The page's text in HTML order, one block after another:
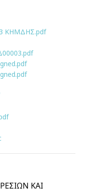
ΚΗΜΔΗΣ.pdf
ΚΑΙ